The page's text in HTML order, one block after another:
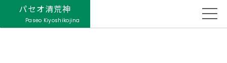
パセオ清荒神
Paseo Kiyoshikojina